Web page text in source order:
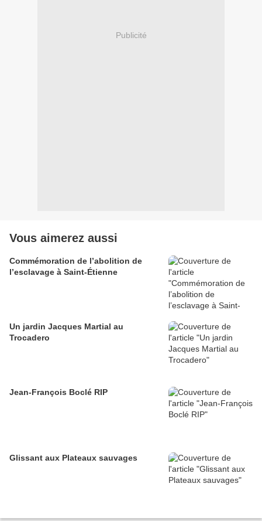
Publicité
Vous aimerez aussi
Commémoration de l’abolition de
l’esclavage à Saint-Étienne
Un jardin Jacques Martial au
Trocadero
Jean-François Boclé RIP
Glissant aux Plateaux sauvages